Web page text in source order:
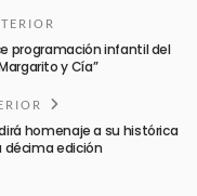
programación infantil del
y Cía”
homenaje a su histórica
décima edición